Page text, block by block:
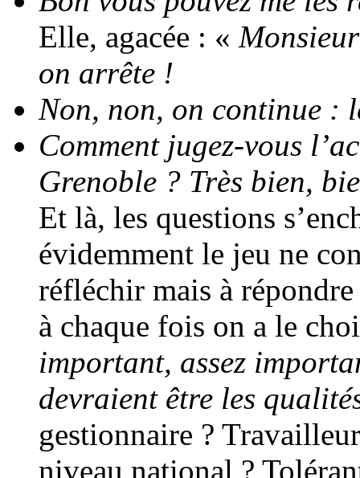
Elle, agacée : «
on arrête !
Non, non, on continue :
Comment jugez-vous
Grenoble ? Très bien,
Et là, les questions
évidemment le jeu ne
réfléchir mais à
à chaque fois on a le
important, assez
devraient être les
gestionnaire ?
niveau national ?